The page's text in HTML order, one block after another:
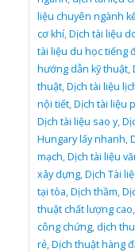
liệu chuyên ngành
cơ khí,Dịch tài liệu
tài liệu du học tiếng
hướng dẫn kỹ thuật,
thuật,Dịch tài liệu
nội tiết,Dịch tài liệu
Dịch tài liệu sao y,
Hungary lấy nhanh,
mạch,Dịch tài liệu
xây dựng,Dịch Tài
tại tòa,Dịch thầm,
thuật chất lượng cao,
công chứng,dịch
rẻ,Dịch thuật hàng